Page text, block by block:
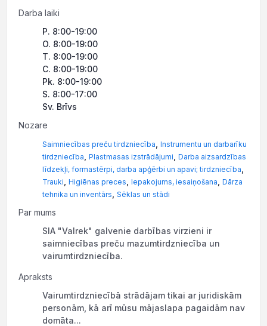
Darba laiki
P. 8:00-19:00
O. 8:00-19:00
T. 8:00-19:00
C. 8:00-19:00
Pk. 8:00-19:00
S. 8:00-17:00
Sv. Brīvs
Nozare
Saimniecības preču tirdzniecība Instrumentu un darbarīku
tirdzniecība Plastmasas izstrādājumi Darba aizsardzības
līdzekļi, formastērpi, darba apģērbi un apavi; tirdzniecība
Trauki Higiēnas preces Iepakojums, iesaiņošana Dārza
tehnika un inventārs Sēklas un stādi
Par mums
SIA "Valrek" galvenie darbības virzieni ir
saimniecības preču mazumtirdzniecība un
vairumtirdzniecība.
Apraksts
Vairumtirdzniecībā strādājam tikai ar juridiskām
personām, kā arī mūsu mājaslapa pagaidām nav
domāta...